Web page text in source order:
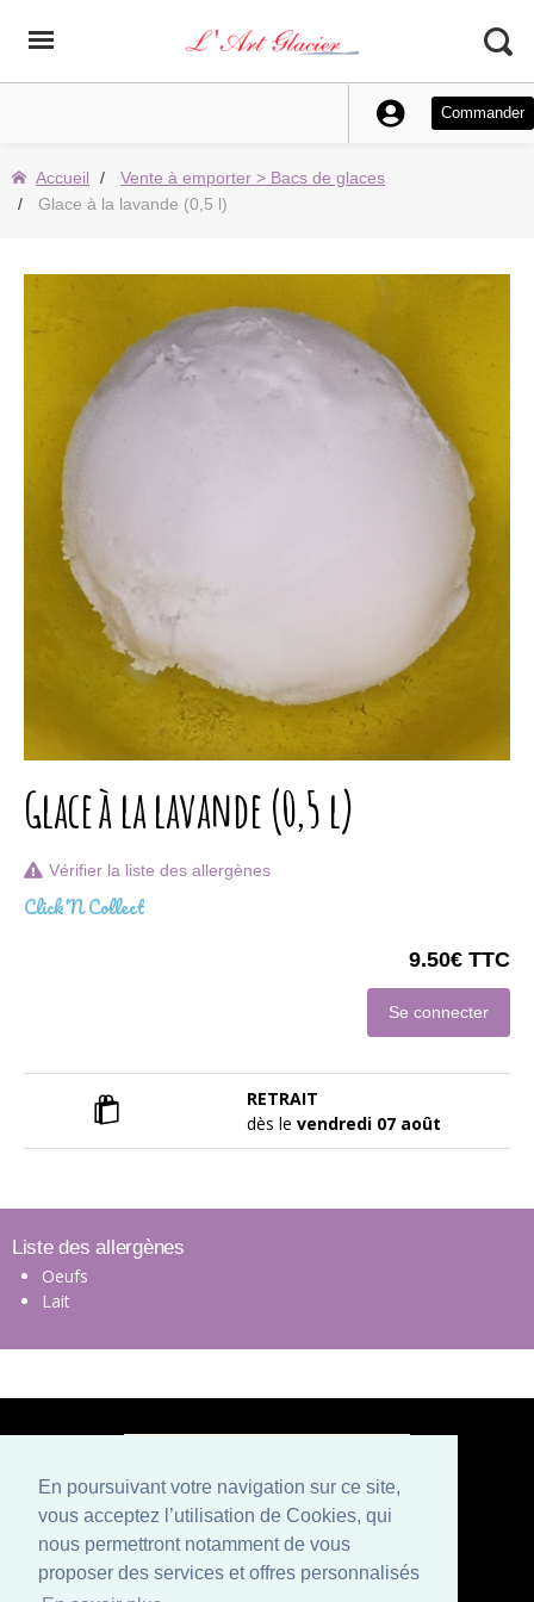
En poursuivant votre navigation sur ce site,
vous acceptez l’utilisation de Cookies, qui
nous permettront notamment de vous
proposer des services et offres personnalisés
Commander
Accueil
Vente à emporter > Bacs de glaces
Glace à la lavande (0,5 l)
Glace à la lavande (0,5 l)
Vérifier la liste des allergènes
Click'N Collect
9.50€ TTC
Se connecter
RETRAIT
dès le vendredi 07 août
Liste des allergènes
Oeufs
Lait
Paiement sécurisé
Mentions légales
Conditions générales de vente